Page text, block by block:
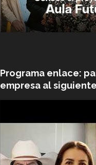
Programa enlace:
empresa al